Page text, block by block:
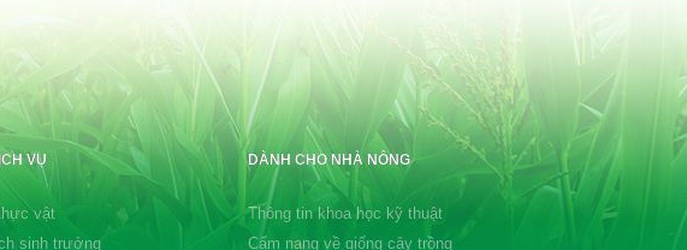
VỤ
vật
sinh trưởng
DÀNH CHO NHÀ NÔNG
Thông tin khoa học kỹ thuật
Cẩm nang về giống cây trồng